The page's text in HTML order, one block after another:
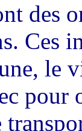
des
Ces
le
pour